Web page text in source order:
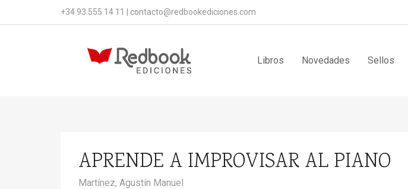
+34 93 555 14 11 contacto@redbookediciones.com
Libros Novedades Sellos
APRENDE A IMPROVISAR AL PIANO
Martínez, Agustín Manuel